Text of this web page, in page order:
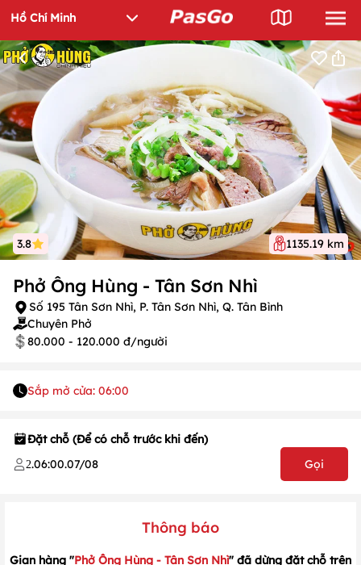
3.8 1135.19 km
Phở Ông Hùng - Tân Sơn Nhì
Số 195 Tân Sơn Nhì, P. Tân Sơn Nhì, Q. Tân Bình
Chuyên Phở
80.000 - 120.000 đ/người
Sắp mở cửa: 06:00
Đặt chỗ (Để có chỗ trước khi đến)
2.06:00.07/08 Gọi
Thông báo
Gian hàng "Phở Ông Hùng - Tân Sơn Nhì" đã dừng đặt chỗ trên